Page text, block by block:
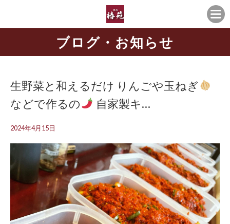
ブログ・お知らせ
生野菜と和えるだけ りんごや玉ねぎ
などで作るの
自家製キ…
2024年4月15日